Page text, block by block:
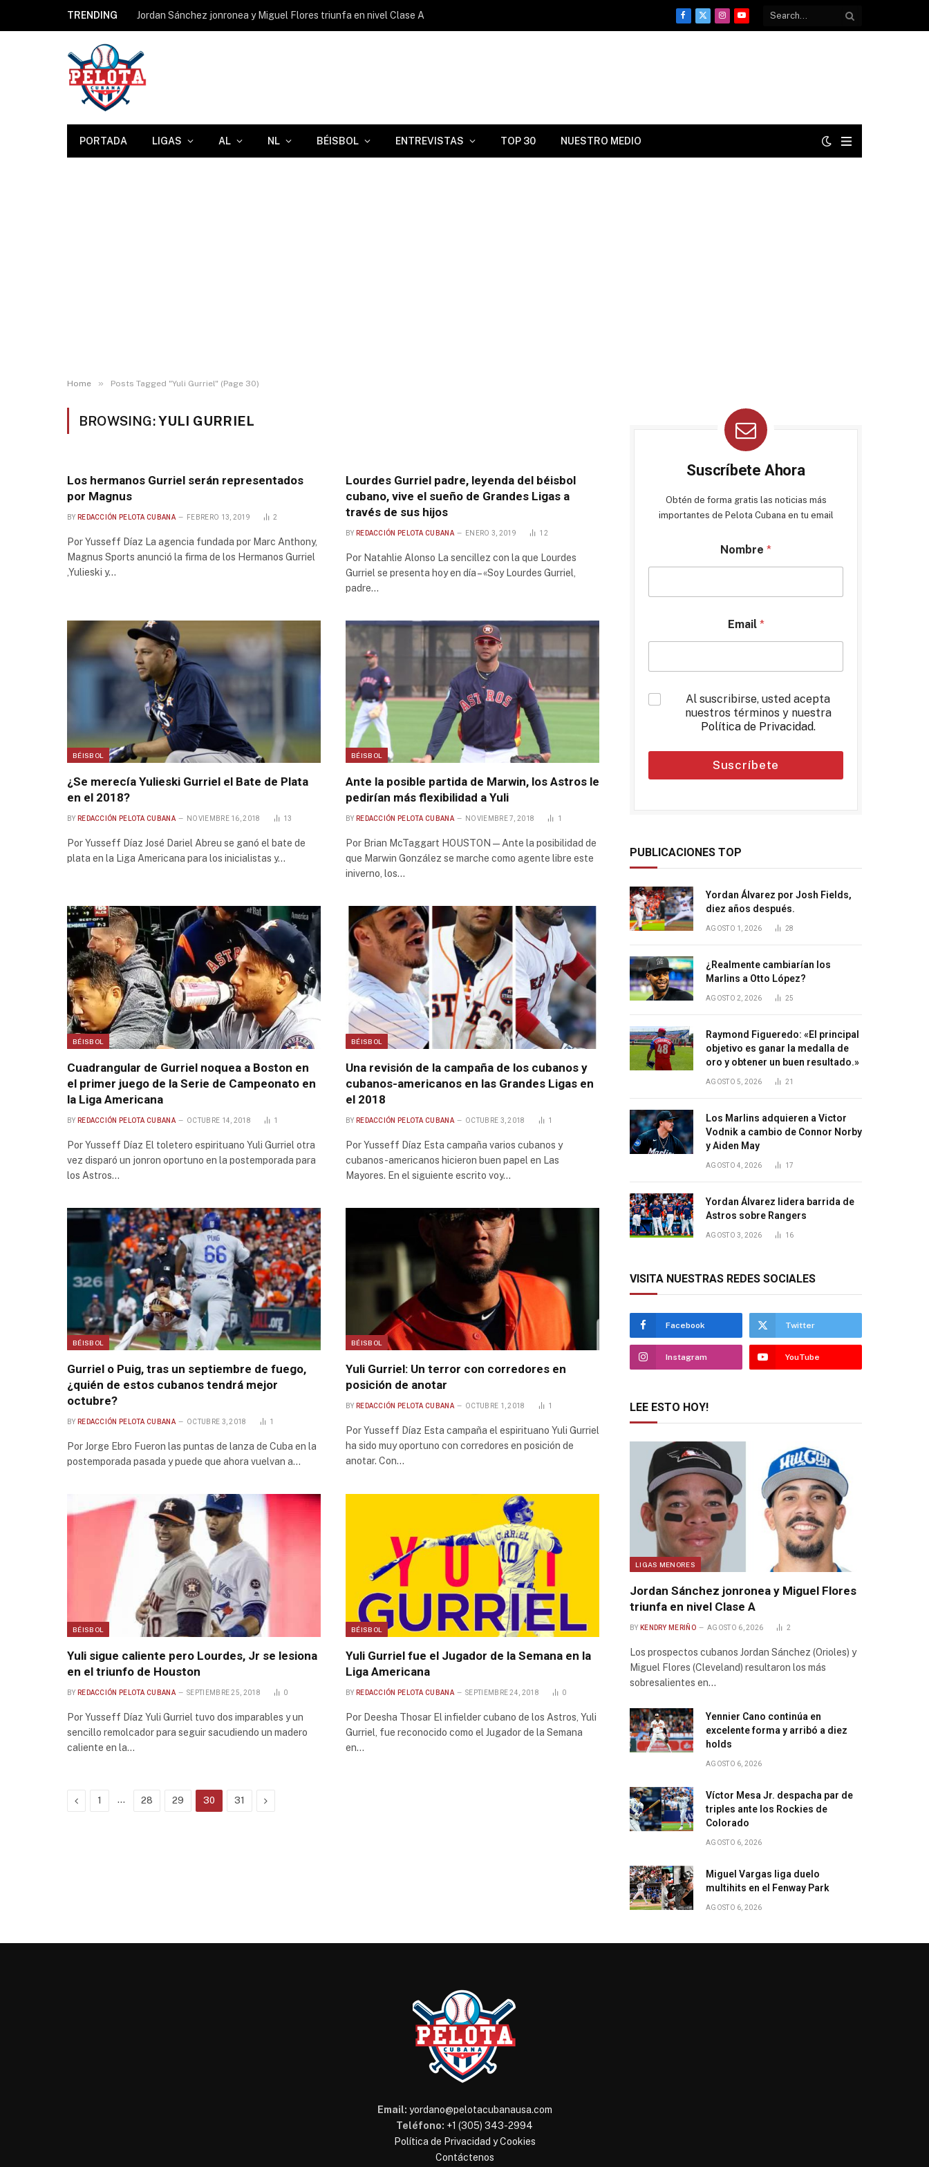
TRENDING Jordan Sánchez jonronea y Miguel Flores triunfa en nivel Clase A
Facebook
X
InstagramYouTube
PORTADA LIGAS AL NL BÉISBOL ENTREVISTAS TOP 30 NUESTRO MEDIO
Home » Posts Tagged "Yuli Gurriel" (Page 30)
BROWSING:YULI GURRIEL
Los hermanos Gurriel serán representados
por Magnus
BY REDACCIÓN PELOTA CUBANA FEBRERO 13, 2019 2
Por Yusseff Díaz La agencia fundada por Marc Anthony,
Magnus Sports anunció la firma de los Hermanos Gurriel
,Yulieski y…
Lourdes Gurriel padre, leyenda del béisbol
cubano, vive el sueño de Grandes Ligas a
través de sus hijos
BY REDACCIÓN PELOTA CUBANA ENERO 3, 2019 12
Por Natahlie Alonso La sencillez con la que Lourdes
Gurriel se presenta hoy en día – «Soy Lourdes Gurriel,
padre…
BÉISBOL
¿Se merecía Yulieski Gurriel el Bate de Plata
en el 2018?
BY REDACCIÓN PELOTA CUBANA NOVIEMBRE 16, 2018 13
Por Yusseff Díaz José Dariel Abreu se ganó el bate de
plata en la Liga Americana para los inicialistas y…
BÉISBOL
Ante la posible partida de Marwin, los Astros le
pedirían más flexibilidad a Yuli
BY REDACCIÓN PELOTA CUBANA NOVIEMBRE 7, 2018 1
Por Brian McTaggart HOUSTON — Ante la posibilidad de
que Marwin González se marche como agente libre este
iniverno, los…
BÉISBOL
Cuadrangular de Gurriel noquea a Boston en
el primer juego de la Serie de Campeonato en
la Liga Americana
BY REDACCIÓN PELOTA CUBANA OCTUBRE 14, 2018 1
Por Yusseff Díaz El toletero espirituano Yuli Gurriel otra
vez disparó un jonron oportuno en la postemporada para
los Astros…
BÉISBOL
Una revisión de la campaña de los cubanos y
cubanos-americanos en las Grandes Ligas en
el 2018
BY REDACCIÓN PELOTA CUBANA OCTUBRE 3, 2018 1
Por Yusseff Díaz Esta campaña varios cubanos y
cubanos-americanos hicieron buen papel en Las
Mayores. En el siguiente escrito voy…
BÉISBOL
Gurriel o Puig, tras un septiembre de fuego,
¿quién de estos cubanos tendrá mejor
octubre?
BY REDACCIÓN PELOTA CUBANA OCTUBRE 3, 2018 1
Por Jorge Ebro Fueron las puntas de lanza de Cuba en la
postemporada pasada y puede que ahora vuelvan a…
BÉISBOL
Yuli Gurriel: Un terror con corredores en
posición de anotar
BY REDACCIÓN PELOTA CUBANA OCTUBRE 1, 2018 1
Por Yusseff Díaz Esta campaña el espirituano Yuli Gurriel
ha sido muy oportuno con corredores en posición de
anotar. Con…
BÉISBOL
Yuli sigue caliente pero Lourdes, Jr se lesiona
en el triunfo de Houston
BY REDACCIÓN PELOTA CUBANA SEPTIEMBRE 25, 2018 0
Por Yusseff Díaz Yuli Gurriel tuvo dos imparables y un
sencillo remolcador para seguir sacudiendo un madero
caliente en la…
BÉISBOL
Yuli Gurriel fue el Jugador de la Semana en la
Liga Americana
BY REDACCIÓN PELOTA CUBANA SEPTIEMBRE 24, 2018 0
Por Deesha Thosar El infielder cubano de los Astros, Yuli
Gurriel, fue reconocido como el Jugador de la Semana
en…
Previous
1 … 28 29 30 31 Next
Suscríbete Ahora
Obtén de forma gratis las noticias más
importantes de Pelota Cubana en tu email
Nombre *
Email *
*
Al suscribirse, usted acepta
nuestros términos y nuestra
Política de Privacidad.
Suscríbete
PUBLICACIONES TOP
Yordan Álvarez por Josh Fields,
diez años después.
AGOSTO 1, 2026 28
¿Realmente cambiarían los
Marlins a Otto López?
AGOSTO 2, 2026 25
Raymond Figueredo: «El principal
objetivo es ganar la medalla de
oro y obtener un buen resultado.»
AGOSTO 5, 2026 21
Los Marlins adquieren a Victor
Vodnik a cambio de Connor Norby
y Aiden May
AGOSTO 4, 2026 17
Yordan Álvarez lidera barrida de
Astros sobre Rangers
AGOSTO 3, 2026 16
VISITA NUESTRAS REDES SOCIALES
Facebook Twitter
Instagram YouTube
LEE ESTO HOY!
LIGAS MENORES
Jordan Sánchez jonronea y Miguel Flores
triunfa en nivel Clase A
BY KENDRY MERIÑO AGOSTO 6, 2026 2
Los prospectos cubanos Jordan Sánchez (Orioles) y
Miguel Flores (Cleveland) resultaron los más
sobresalientes en…
Yennier Cano continúa en
excelente forma y arribó a diez
holds
AGOSTO 6, 2026
Víctor Mesa Jr. despacha par de
triples ante los Rockies de
Colorado
AGOSTO 6, 2026
Miguel Vargas liga duelo
multihits en el Fenway Park
AGOSTO 6, 2026
Email: yordano@pelotacubanausa.com
Teléfono: +1 (305) 343-2994
Política de Privacidad y Cookies
Contáctenos